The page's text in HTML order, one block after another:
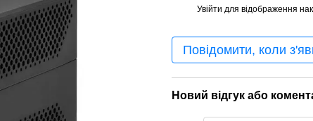
Увійти для відображення
Повідомити, коли
Новий відгук або